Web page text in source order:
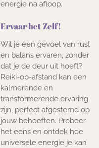
energie na afloop.
Ervaar het Zelf!
Wil je een gevoel van rust
en balans ervaren, zonder
dat je de deur uit hoeft?
Reiki-op-afstand kan een
kalmerende en
transformerende ervaring
zijn, perfect afgestemd op
jouw behoeften. Probeer
het eens en ontdek hoe
universele energie je kan